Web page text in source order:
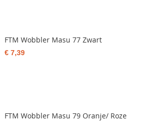
FTM Wobbler Masu 77 Zwart
€ 7,39
FTM Wobbler Masu 79 Oranje/ Roze